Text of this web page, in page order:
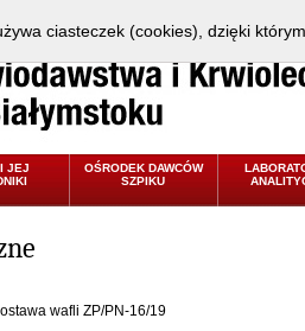
JEJ
OŚRODEK DAWCÓW
SZPIKU
wafli ZP/PN-16/19
ciasteczek (cookies), dzięki